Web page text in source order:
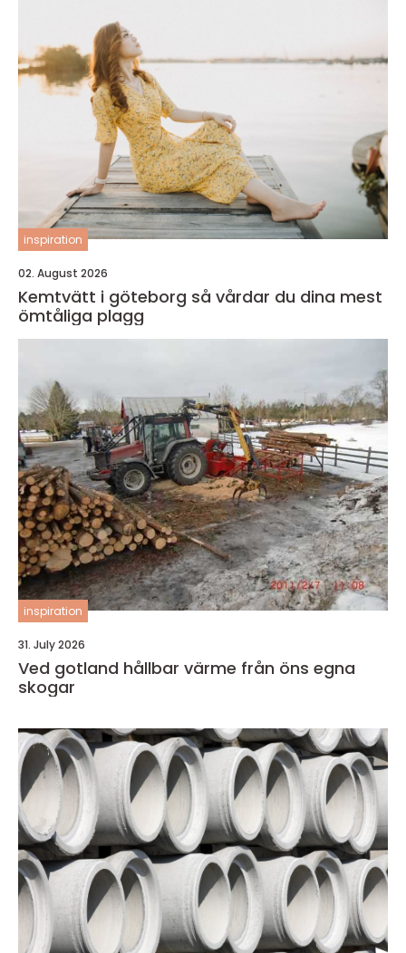
inspiration
02. August 2026
Kemtvätt i göteborg så vårdar du dina mest
ömtåliga plagg
inspiration
31. July 2026
Ved gotland hållbar värme från öns egna
skogar